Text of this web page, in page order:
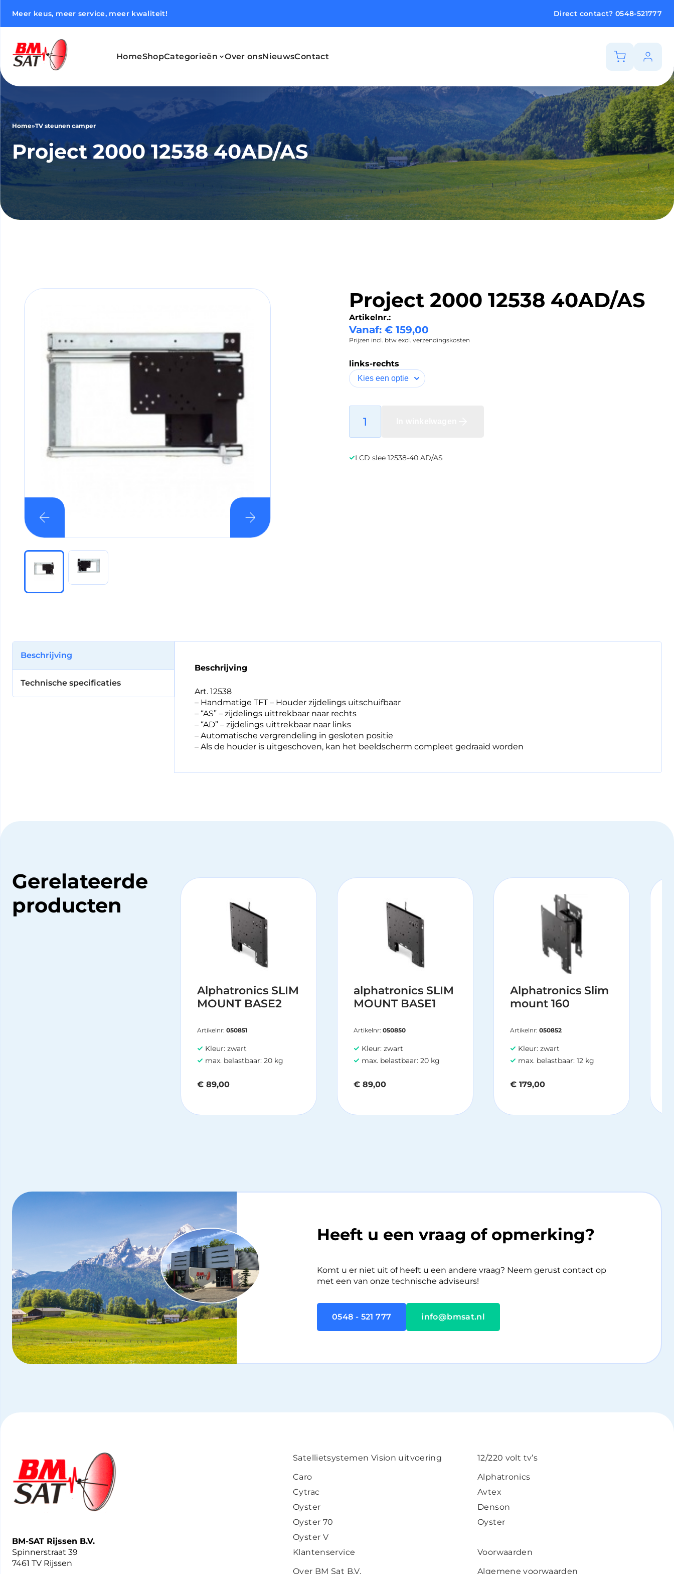
Meer keus, meer service, meer kwaliteit! Direct contact? 0548-521777
HomeShopCategorieën Over onsNieuwsContact
Home»TV steunen camper
Project 2000 12538 40AD/AS
Project 2000 12538 40AD/AS
Artikelnr.:
Vanaf: € 159,00
Prijzen incl. btw excl. verzendingskosten
links-rechts
LCD slee 12538-40 AD/AS
Beschrijving
Technische specificaties
Beschrijving
Art. 12538
– Handmatige TFT – Houder zijdelings uitschuifbaar
– “AS” – zijdelings uittrekbaar naar rechts
– “AD” – zijdelings uittrekbaar naar links
– Automatische vergrendeling in gesloten positie
– Als de houder is uitgeschoven, kan het beeldscherm compleet gedraaid worden
Gerelateerde
producten
Alphatronics SLIM
MOUNT BASE2
Artikelnr: 050851
Kleur: zwart
max. belastbaar: 20 kg
€ 89,00
alphatronics SLIM
MOUNT BASE1
Artikelnr: 050850
Kleur: zwart
max. belastbaar: 20 kg
€89,00
Alphatronics Slim
mount 160
Artikelnr: 050852
Kleur: zwart
max. belastbaar: 12 kg
€179,00
Heeft u een vraag of opmerking?
Komt u er niet uit of heeft u een andere vraag? Neem gerust contact op
met een van onze technische adviseurs!
0548 - 521 777 info@bmsat.nl
BM-SAT Rijssen B.V.
Spinnerstraat 39
7461 TV Rijssen
Satellietsystemen Vision uitvoering
Caro
Cytrac
Oyster
Oyster 70
Oyster V
12/220 volt tv’s
Alphatronics
Avtex
Denson
Oyster
Klantenservice
Over BM Sat B.V.
Voorwaarden
Algemene voorwaarden